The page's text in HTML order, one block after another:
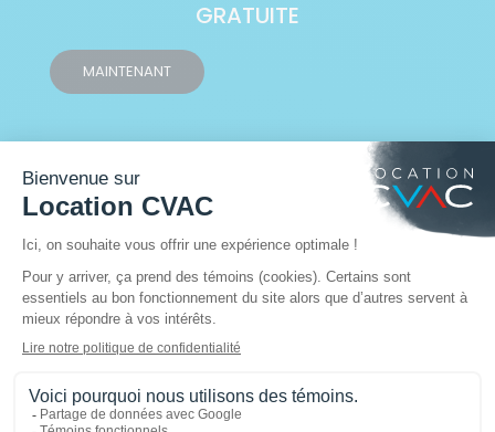
GRATUITE
MAINTENANT
NOS MARQUES DE
CONFIANCE